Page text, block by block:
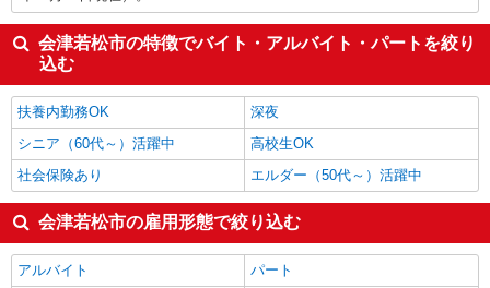
会津若松市の特徴でバイト・アルバイト・パートを絞り
込む
扶養内勤務OK
深夜
シニア（60代～）活躍中
高校生OK
社会保険あり
エルダー（50代～）活躍中
会津若松市の雇用形態で絞り込む
アルバイト
パート